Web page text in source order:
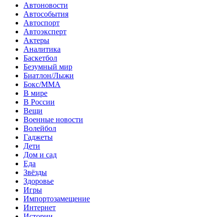
Автоновости
Автособытия
Автоспорт
Автоэксперт
Актеры
Аналитика
Баскетбол
Безумный мир
Биатлон/Лыжи
Бокс/MMA
В мире
В России
Вещи
Военные новости
Волейбол
Гаджеты
Дети
Дом и сад
Еда
Звёзды
Здоровье
Игры
Импортозамещение
Интернет